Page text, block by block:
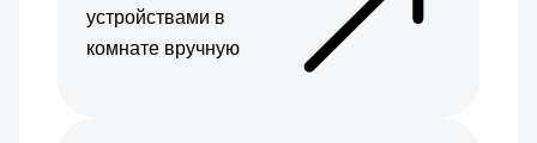
устройствами в
комнате вручную